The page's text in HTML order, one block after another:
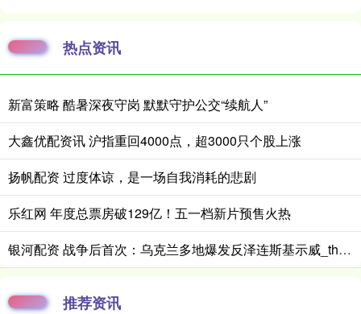
热点资讯
新富策略 酷暑深夜守岗 默默守护公交“续航人”
大鑫优配资讯 沪指重回4000点，超3000只个股上涨
扬帆配资 过度体谅，是一场自我消耗的悲剧
乐红网 年度总票房破129亿！五一档新片预售火热
银河配资 战争后首次：乌克兰多地爆发反泽连斯基示威_the_This_cities
推荐资讯